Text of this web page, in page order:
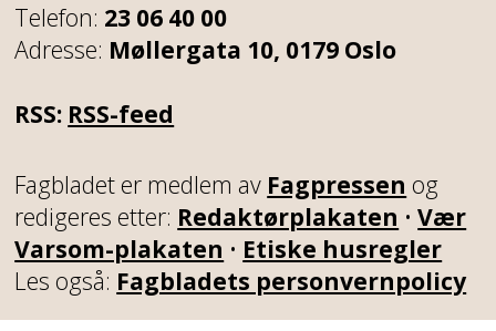
Telefon: 23 06 40 00
Adresse: Møllergata 10, 0179 Oslo
RSS: RSS-feed
Fagbladet er medlem av Fagpressen og
redigeres etter: Redaktørplakaten • Vær
Varsom-plakaten • Etiske husregler
Les også: Fagbladets personvernpolicy